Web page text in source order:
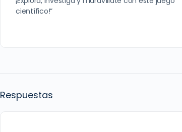
científico!”
Respuestas